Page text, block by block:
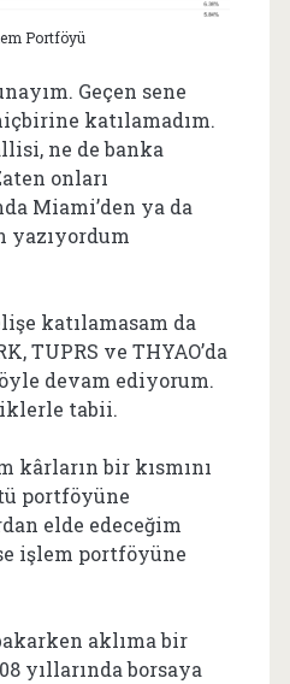
Portföyü
Geçen sene
katılamadım.
ne de banka
onları
Miami’den ya da
yazıyordum
katılamasam da
TUPRS ve THYAO’da
devam ediyorum.
tabii.
kârların bir kısmını
portföyüne
elde edeceğim
işlem portföyüne
aklıma bir
yıllarında borsaya